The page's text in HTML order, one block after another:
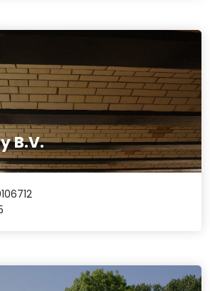
B.V.